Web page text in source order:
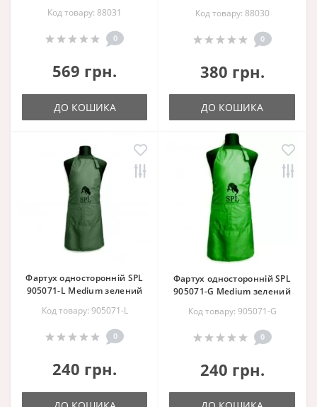
Код товару: 88031
0
569 грн.
ДО КОШИКА
Код товару: 88030
0
380 грн.
ДО КОШИКА
Фартух односторонній SPL
905071-L Medium зелений
Код товару: 905071-L
0
240 грн.
Фартух односторонній SPL
905071-G Medium зелений
Код товару: 905071-G
0
240 грн.